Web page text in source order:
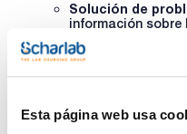
Esta página web usa
Solución de
información sobre
inactividad.
Mantenimiento
su rendimiento.